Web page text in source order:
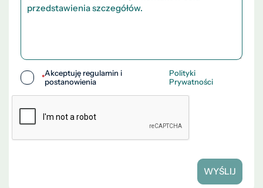
*Akceptuję regulamin i
postanowienia
Polityki
Prywatności
WYŚLIJ